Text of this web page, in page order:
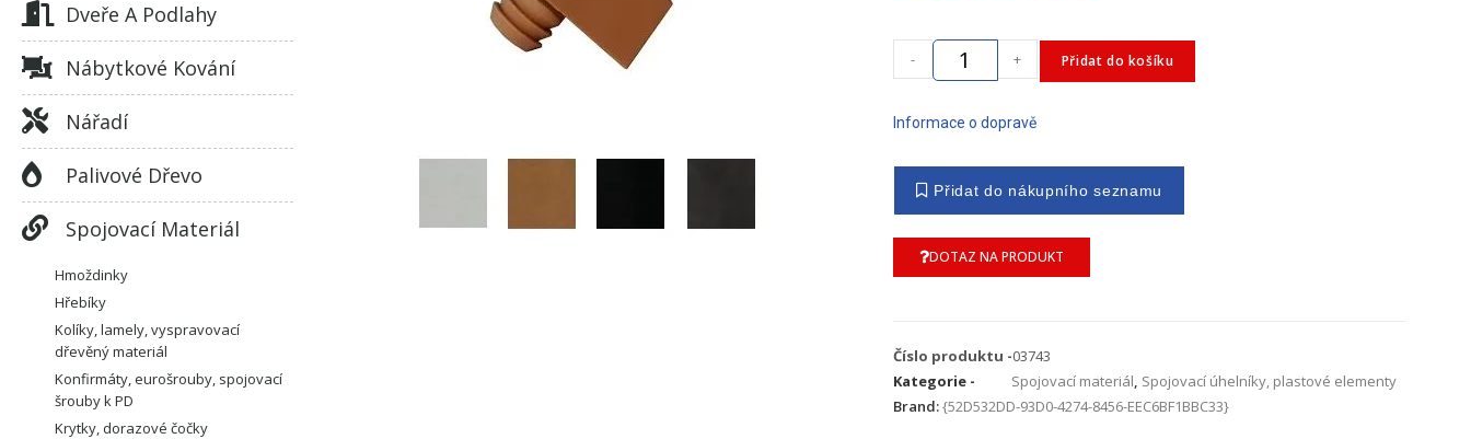
Dveře A Podlahy
Nábytkové Kování
Nářadí
Palivové Dřevo
Spojovací Materiál
Hmoždinky
Hřebíky
Kolíky, lamely, vyspravovací
dřevěný materiál
Konfirmáty, eurošrouby, spojovací
šrouby k PD
Krytky, dorazové čočky
- + Přidat do košíku
Informace o dopravě
DOTAZ NA PRODUKT
Číslo produktu -03743
Kategorie -
Spojovací materiál, Spojovací úhelníky, plastové elementy
Brand:{52D532DD-93D0-4274-8456-EEC6BF1BBC33}